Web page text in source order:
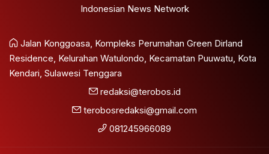
Indonesian News Network
Jalan Konggoasa, Kompleks Perumahan Green Dirland
Residence, Kelurahan Watulondo, Kecamatan Puuwatu, Kota
Kendari, Sulawesi Tenggara
redaksi@terobos.id
terobosredaksi@gmail.com
081245966089